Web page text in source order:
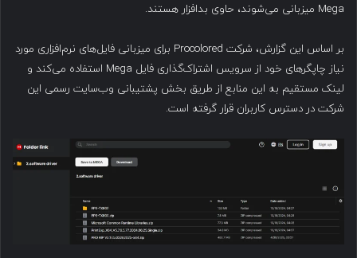
Mega میزبانی می‌شوند، حاوی بدافزار هستند.
بر اساس این گزارش، شرکت Procolored برای میزبانی فایل‌های نرم‌افزاری مورد
نیاز چاپگرهای خود از سرویس اشتراک‌گذاری فایل Mega استفاده می‌کند و
لینک مستقیم به این منابع از طریق بخش پشتیبانی وب‌سایت رسمی این
شرکت در دسترس کاربران قرار گرفته است.